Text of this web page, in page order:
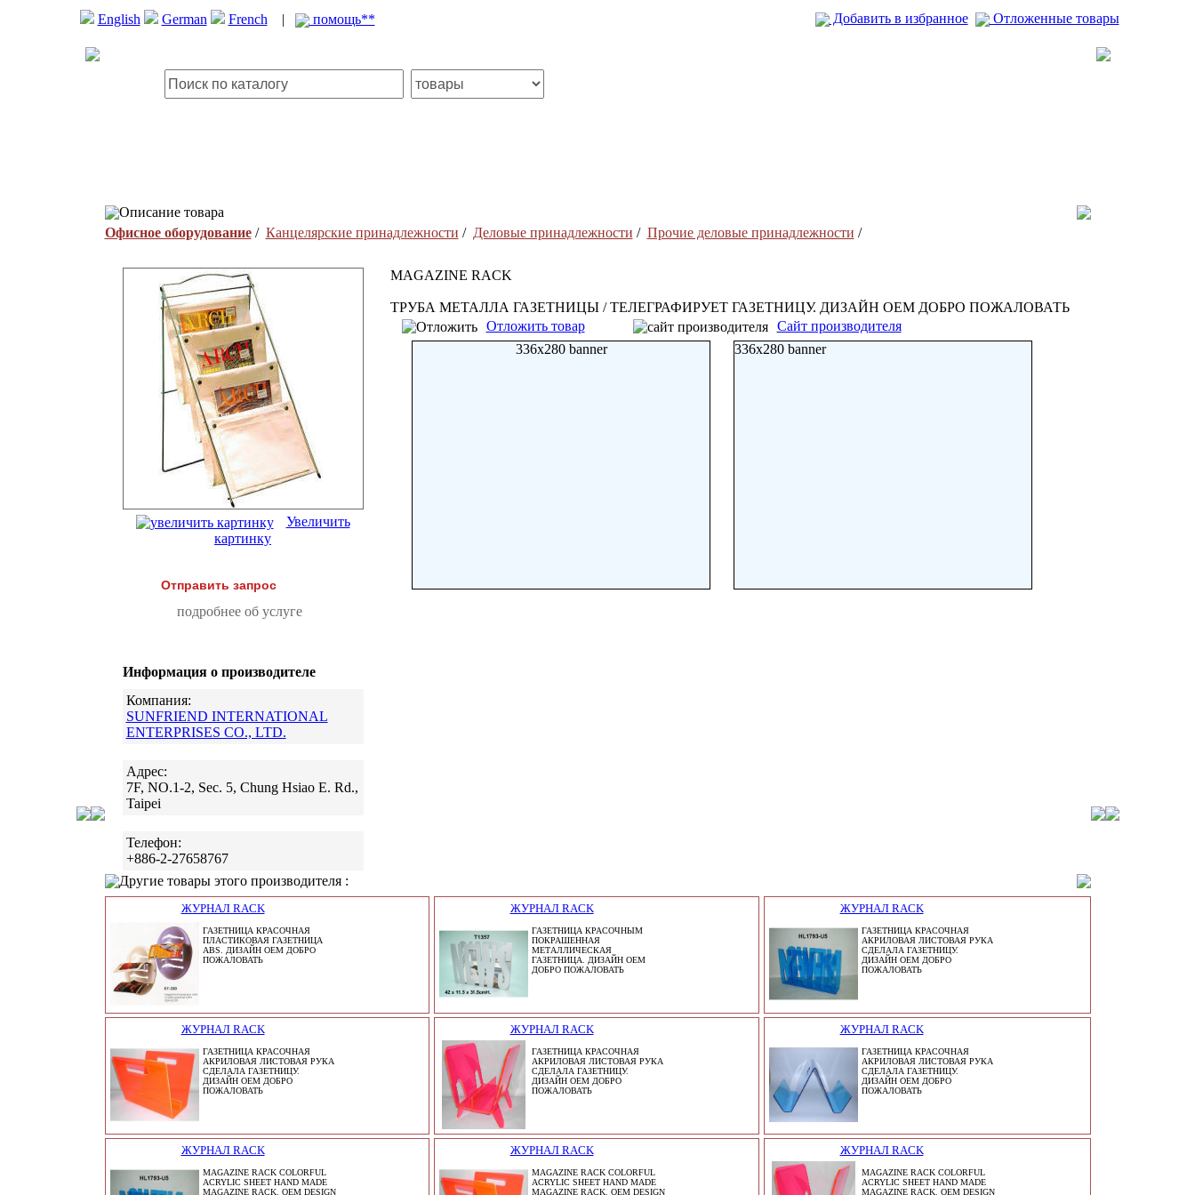
English German French | помощь** Добавить в избранное Отложенные товары
Описание товара
Офисное оборудование/ Канцелярские принадлежности / Деловые принадлежности / Прочие деловые принадлежности /
Увеличить
картинку
Отправить запрос
подробнее об услуге
Информация о производителе
Компания:
SUNFRIEND INTERNATIONAL
ENTERPRISES CO., LTD.
Адрес:
7F, NO.1-2, Sec. 5, Chung Hsiao E. Rd.,
Taipei
Телефон:
+886-2-27658767
MAGAZINE RACK
ТРУБА МЕТАЛЛА ГАЗЕТНИЦЫ / ТЕЛЕГРАФИРУЕТ ГАЗЕТНИЦУ. ДИЗАЙН OEM ДОБРО ПОЖАЛОВАТЬ
Отложить товар
Сайт производителя
336x280 banner
336x280 banner
Другие товары этого производителя :
ЖУРНАЛ RACK
ГАЗЕТНИЦА КРАСОЧНАЯ
ПЛАСТИКОВАЯ ГАЗЕТНИЦА
ABS. ДИЗАЙН OEM ДОБРО
ПОЖАЛОВАТЬ
ЖУРНАЛ RACK
ГАЗЕТНИЦА КРАСОЧНЫМ
ПОКРАШЕННАЯ
МЕТАЛЛИЧЕСКАЯ
ГАЗЕТНИЦА. ДИЗАЙН OEM
ДОБРО ПОЖАЛОВАТЬ
ЖУРНАЛ RACK
ГАЗЕТНИЦА КРАСОЧНАЯ
АКРИЛОВАЯ ЛИСТОВАЯ РУКА
СДЕЛАЛА ГАЗЕТНИЦУ.
ДИЗАЙН OEM ДОБРО
ПОЖАЛОВАТЬ
ЖУРНАЛ RACK
ГАЗЕТНИЦА КРАСОЧНАЯ
АКРИЛОВАЯ ЛИСТОВАЯ РУКА
СДЕЛАЛА ГАЗЕТНИЦУ.
ДИЗАЙН OEM ДОБРО
ПОЖАЛОВАТЬ
ЖУРНАЛ RACK
ГАЗЕТНИЦА КРАСОЧНАЯ
АКРИЛОВАЯ ЛИСТОВАЯ РУКА
СДЕЛАЛА ГАЗЕТНИЦУ.
ДИЗАЙН OEM ДОБРО
ПОЖАЛОВАТЬ
ЖУРНАЛ RACK
ГАЗЕТНИЦА КРАСОЧНАЯ
АКРИЛОВАЯ ЛИСТОВАЯ РУКА
СДЕЛАЛА ГАЗЕТНИЦУ.
ДИЗАЙН OEM ДОБРО
ПОЖАЛОВАТЬ
ЖУРНАЛ RACK
MAGAZINE RACK COLORFUL
ACRYLIC SHEET HAND MADE
MAGAZINE RACK. OEM DESIGN
ЖУРНАЛ RACK
MAGAZINE RACK COLORFUL
ACRYLIC SHEET HAND MADE
MAGAZINE RACK. OEM DESIGN
ЖУРНАЛ RACK
MAGAZINE RACK COLORFUL
ACRYLIC SHEET HAND MADE
MAGAZINE RACK. OEM DESIGN